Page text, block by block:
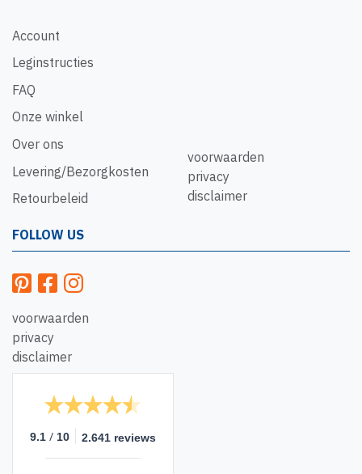
Account
Leginstructies
FAQ
Onze winkel
Over ons
Levering/Bezorgkosten
Retourbeleid
voorwaarden
privacy
disclaimer
FOLLOW US
voorwaarden
privacy
disclaimer
9.1 / 10 2.641 reviews